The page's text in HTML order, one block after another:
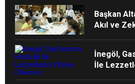
Başkan
Akıl ve
İnegöl,
İle